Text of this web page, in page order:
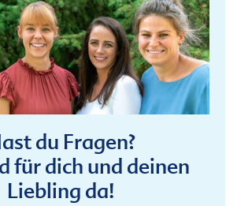
du Fragen?
für dich und deinen
Liebling da!